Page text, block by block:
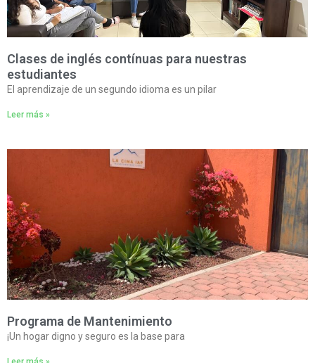
Clases de inglés contínuas para nuestras
estudiantes
El aprendizaje de un segundo idioma es un pilar
Leer más »
Programa de Mantenimiento
¡Un hogar digno y seguro es la base para